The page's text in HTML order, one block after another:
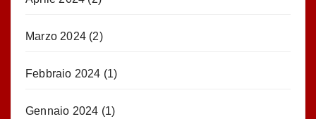
Marzo 2024 (2)
Febbraio 2024 (1)
Gennaio 2024 (1)